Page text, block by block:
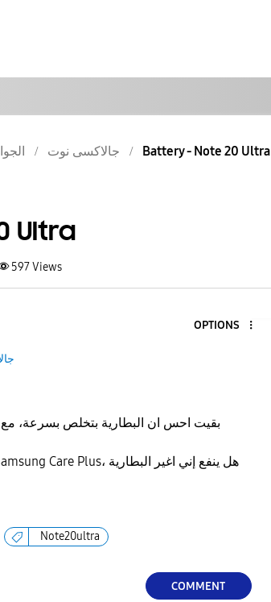
جالاكسى نوت Battery - Note 20 Ultra
Ultra
597Views
OPTIONS
بقيت احس ان البطارية بتخلص بسرعة،
Note20ultra
COMMENT